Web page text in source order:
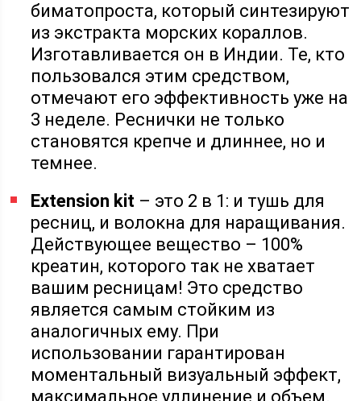
биматопроста, который синтезируют
из экстракта морских кораллов.
Изготавливается он в Индии. Те, кто
пользовался этим средством,
отмечают его эффективность уже на
3 неделе. Реснички не только
становятся крепче и длиннее, но и
темнее.
Extension kit – это 2 в 1: и тушь для
ресниц, и волокна для наращивания.
Действующее вещество – 100%
креатин, которого так не хватает
вашим ресницам! Это средство
является самым стойким из
аналогичных ему. При
использовании гарантирован
моментальный визуальный эффект,
максимальное удлинение и объем.